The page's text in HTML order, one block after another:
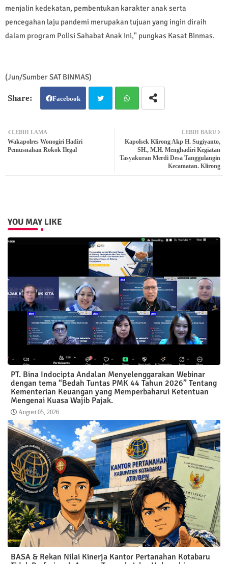
menjalin kedekatan, pembentukan karakter anak serta
pencegahan laju pandemi merupakan tujuan yang ingin diraih
dalam program Polisi Sahabat Anak Ini," pungkas Kasat Binmas.
(Jun/Sumber SAT BINMAS)
Facebook
atsa
LEBIH BARU
Kapolsek Klirong Akp H. Sugiyanto,
SH., M.H. Menghadiri Kegiatan
Tasyakuran Merdi Desa Tanggulangin
Kecamatan. Klirong
LEBIH LAMA
Wakapolres Wonogiri Hadiri
Pemusnahan Rokok Ilegal
YOU MAY LIKE
PT. Bina Indocipta Andalan Menyelenggarakan Webinar
dengan tema “Bedah Tuntas PMK 44 Tahun 2026” Tentang
Kementerian Keuangan yang Memperbaharui Ketentuan
Mengenai Kuasa Wajib Pajak.
August 05, 2026
BASA & Rekan Nilai Kinerja Kantor Pertanahan Kotabaru